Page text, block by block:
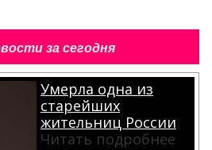
за сегодня
Умерла одна из
старейших
жительниц России
Читать подробнее